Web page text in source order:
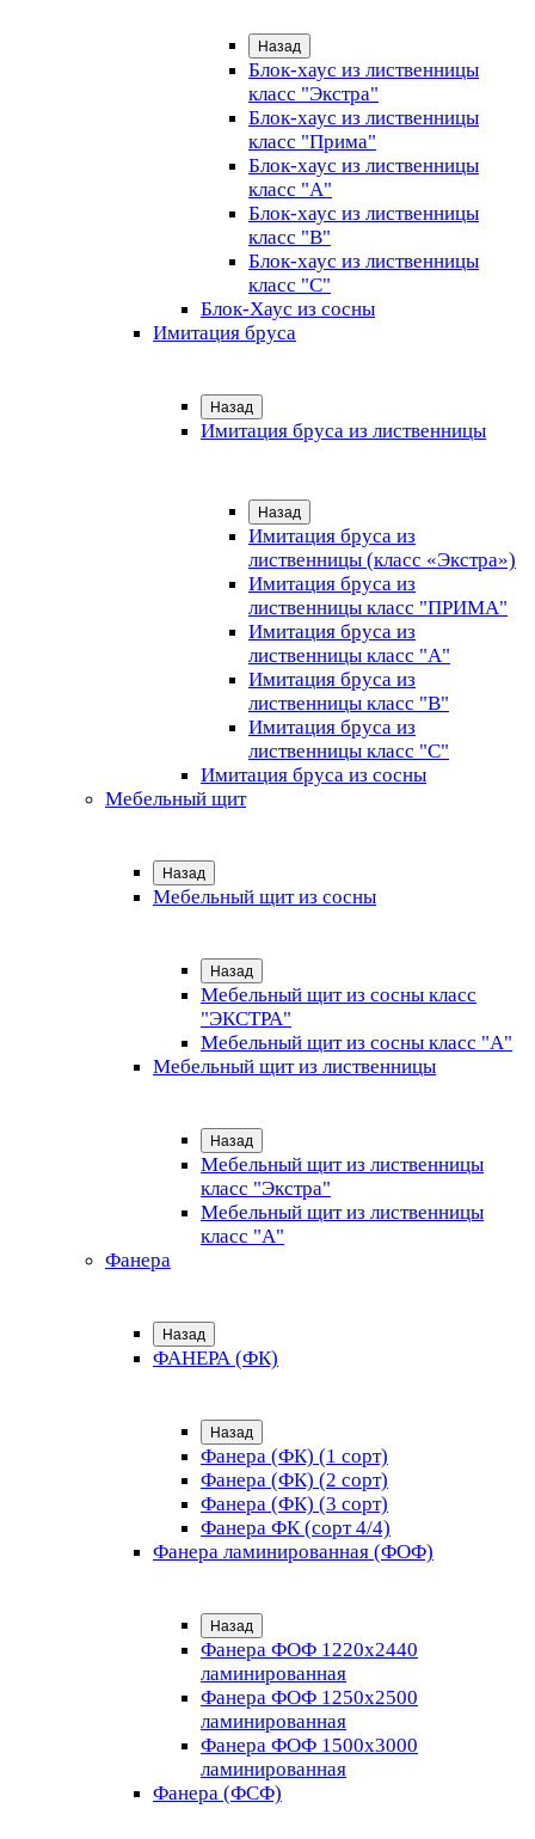
Назад
Блок-хаус из лиственницы
класс "Экстра"
Блок-хаус из лиственницы
класс "Прима"
Блок-хаус из лиственницы
класс "А"
Блок-хаус из лиственницы
класс "B"
Блок-хаус из лиственницы
класс "C"
Блок-Хаус из сосны
Имитация бруса
Назад
Имитация бруса из лиственницы
Назад
Имитация бруса из
лиственницы (класс «Экстра»)
Имитация бруса из
лиственницы класс "ПРИМА"
Имитация бруса из
лиственницы класс "А"
Имитация бруса из
лиственницы класс "B"
Имитация бруса из
лиственницы класс "C"
Имитация бруса из сосны
Мебельный щит
Назад
Мебельный щит из сосны
Назад
Мебельный щит из сосны класс
"ЭКСТРА"
Мебельный щит из сосны класс "А"
Мебельный щит из лиственницы
Назад
Мебельный щит из лиственницы
класс "Экстра"
Мебельный щит из лиственницы
класс "А"
Фанера
Назад
ФАНЕРА (ФК)
Назад
Фанера (ФК) (1 сорт)
Фанера (ФК) (2 сорт)
Фанера (ФК) (3 сорт)
Фанера ФК (сорт 4/4)
Фанера ламинированная (ФОФ)
Назад
Фанера ФОФ 1220x2440
ламинированная
Фанера ФОФ 1250x2500
ламинированная
Фанера ФОФ 1500x3000
ламинированная
Фанера (ФСФ)